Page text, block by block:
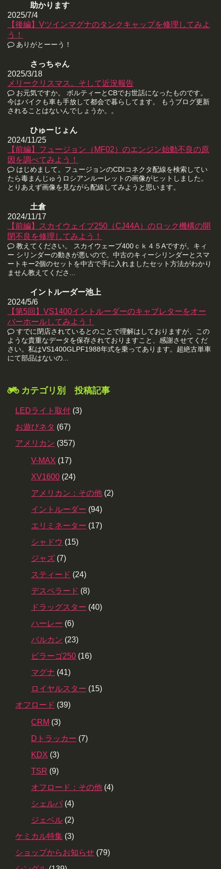
助かります
2025/7/4
【後編】Vツインマグナのタンクキャップを修理してみよ
う！
ありがとーーう！
さっちゃん
2025/3/18
メリークリスマス。そして近況報告
お元気ですか。 ボルティーとCBでお世話になったものです。
今はバイクも車も手放して都会で暮らしてます。 もうブログ更新
されることはないんでしょうか。。
ひゅーじょん
2024/11/25
【前編】フュージョン（MF02）のエンジン始動不良の原
因を調べてみよう！
はじめまして。フュージョンのCDIコネクタ配線を検索してい
たら毒まんじゅうロシアンルーレットの画像がヒットしました。
とりあえず画像を見ながら配線してみようと思います。
土倉
2024/11/17
【前編】スカイウェイブ250（CJ44A）のロック機構の開
閉不良を修理してみよう！
教えてください。 スカイウェーブ400ｃｋ４５Aですが。キィ
ー シリンダーの動きが悪いので。中古のキィーシリンダーとスマ
ートキー2個のセットを中古で手に入れましたセット方法がわかり
ません教えてくださ...
イントルーダー池上
2024/5/6
【第5回】VS1400イントルーダーのキャブレターをオー
バーホールしてみよう！
すでに閉店されているとのことで理解はしておりますが、この
ような貴重なデータを保存されておりますこと、感謝させてくだ
さい。私はVS1400GLPF1988年式を乗ってあります。超絶古単車
にて部品はないの...
カテゴリ別 投稿記事
LEDライト取付 (3)
お遊びネタ (67)
アメリカン (357)
V-MAX (17)
XV1600 (24)
アメリカン：その他 (2)
イントルーダー (94)
エリミネーター (17)
シャドウ (15)
ジャズ (7)
スティード (24)
デスペラード (8)
ドラッグスター (40)
ハーレー (6)
バルカン (23)
ビラーゴ250 (16)
マグナ (41)
ロイヤルスター (15)
オフロード (39)
CRM (3)
Dトラッカー (7)
KDX (3)
TSR (9)
オフロード：その他 (4)
シェルパ (4)
ジェベル (2)
ケミカル特集 (3)
ショップからお知らせ (79)